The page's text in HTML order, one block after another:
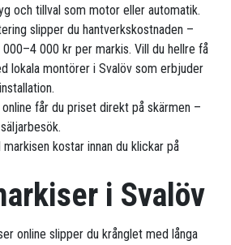
och tillval som motor eller automatik.
slipper du hantverkskostnaden –
000 kr per markis. Vill du hellre få
lokala montörer i Svalöv som erbjuder
får du priset direkt på skärmen –
kostar innan du klickar på
i Svalöv
online slipper du krånglet med långa